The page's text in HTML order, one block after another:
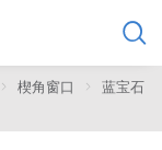

楔角窗口
蓝宝石